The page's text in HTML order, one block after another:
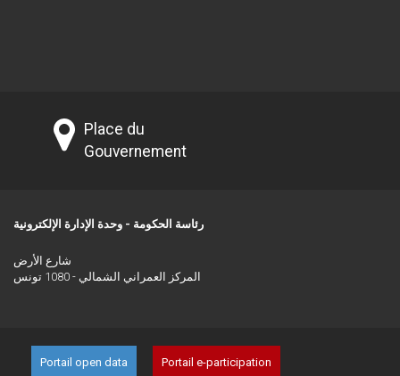
Place du
Gouvernement
رئاسة الحكومة - وحدة الإدارة الإلكترونية
شارع الأرض
المركز العمراني الشمالي - 1080 تونس
Portail open data Portail e-participation